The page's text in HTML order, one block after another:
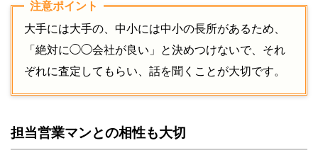
大手には大手の、中小には中小の長所があるため、
「絶対に◯◯会社が良い」と決めつけないで、それ
ぞれに査定してもらい、話を聞くことが大切です。
担当営業マンとの相性も大切